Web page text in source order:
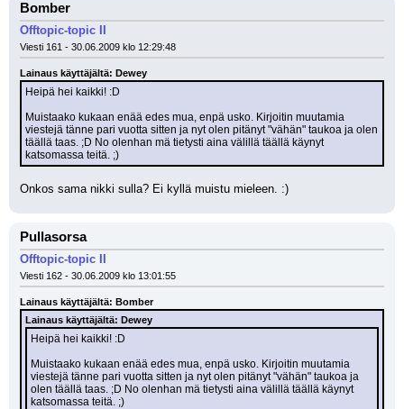
Bomber
Offtopic-topic II
Viesti 161 - 30.06.2009 klo 12:29:48
Lainaus käyttäjältä: Dewey
Heipä hei kaikki! :D
Muistaako kukaan enää edes mua, enpä usko. Kirjoitin muutamia
viestejä tänne pari vuotta sitten ja nyt olen pitänyt "vähän" taukoa ja olen
täällä taas. ;D No olenhan mä tietysti aina välillä täällä käynyt
katsomassa teitä. ;)
Onkos sama nikki sulla? Ei kyllä muistu mieleen. :)
Pullasorsa
Offtopic-topic II
Viesti 162 - 30.06.2009 klo 13:01:55
Lainaus käyttäjältä: Bomber
Lainaus käyttäjältä: Dewey
Heipä hei kaikki! :D
Muistaako kukaan enää edes mua, enpä usko. Kirjoitin muutamia
viestejä tänne pari vuotta sitten ja nyt olen pitänyt "vähän" taukoa ja
olen täällä taas. ;D No olenhan mä tietysti aina välillä täällä käynyt
katsomassa teitä. ;)